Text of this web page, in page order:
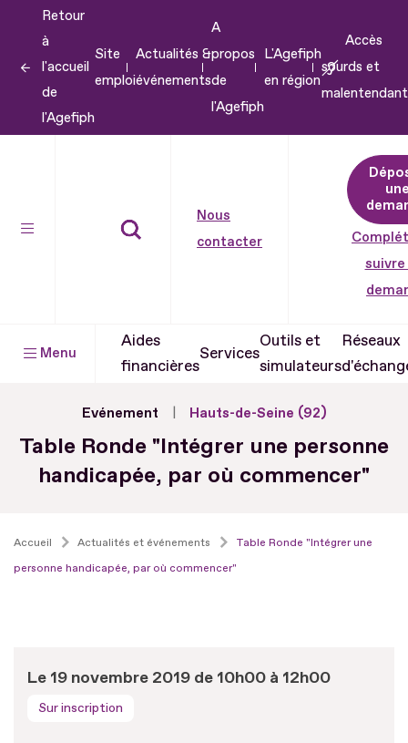
contenu
Retour
à
l'accueil
de
l'Agefiph
Site
emploi
Actualités &
événements
A
propos
de
l'Agefiph
L'Agefiph
en région
Accès
sourds et
Nous
contacter
suivre
Menu
Aides
financières
Services
Outils et
simulateurs
Réseaux
Evénement Hauts-de-Seine (92)
Table Ronde "Intégrer une personne
handicapée, par où commencer"
Accueil Actualités et événements
Table Ronde "Intégrer une
personne handicapée, par où commencer"
Le 19 novembre 2019 de 10h00 à 12h00
Sur inscription